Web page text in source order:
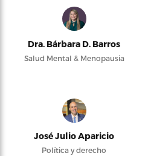
Dra. Bárbara D. Barros
Salud Mental & Menopausia
José Julio Aparicio
Política y derecho